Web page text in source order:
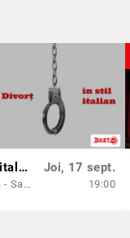
Divorț în stil italian I regia Alexandru Vasilachi
Cinema Victoria - Sala Unirii
Joi, 17 sept.
19:00